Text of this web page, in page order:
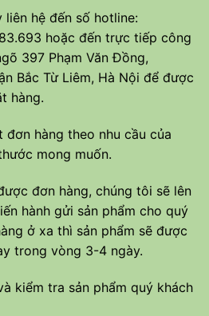
liên hệ đến số hotline:
hoặc đến trực tiếp công
397 Phạm Văn Đồng,
Bắc Từ Liêm, Hà Nội để được
hàng.
đơn hàng theo nhu cầu của
mong muốn.
đơn hàng, chúng tôi sẽ lên
hành gửi sản phẩm cho quý
ở xa thì sản phẩm sẽ được
trong vòng 3-4 ngày.
kiểm tra sản phẩm quý khách